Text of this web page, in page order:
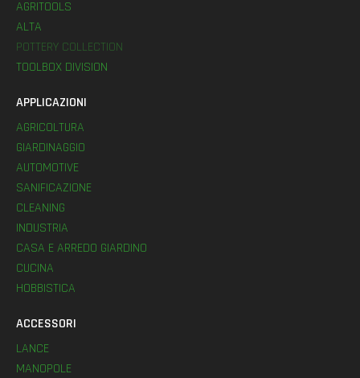
AGRITOOLS
ALTA
POTTERY COLLECTION
TOOLBOX DIVISION
APPLICAZIONI
AGRICOLTURA
GIARDINAGGIO
AUTOMOTIVE
SANIFICAZIONE
CLEANING
INDUSTRIA
CASA E ARREDO GIARDINO
CUCINA
HOBBISTICA
ACCESSORI
LANCE
MANOPOLE